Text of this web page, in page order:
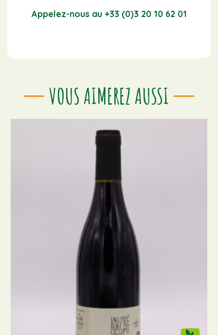
Appelez-nous au +33 (0)3 20 10 62 01
VOUS AIMEREZ AUSSI